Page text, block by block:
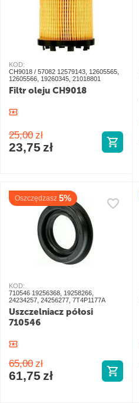
KOD:
CH9018 / 57082 12579143, 12605565,
12605566, 19260345, 21018801
Filtr oleju CH9018
25,00 zł
23,75 zł
Oszczędzasz 5%
KOD:
710546 19256368, 19258266,
24234257, 24256277, 7T4P1177A
Uszczelniacz półosi
710546
65,00 zł
61,75 zł